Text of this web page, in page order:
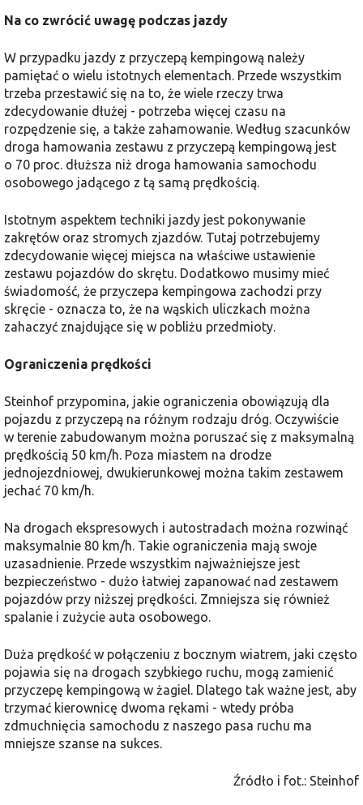
Na co zwrócić uwagę podczas jazdy
W przypadku jazdy z przyczepą kempingową należy
pamiętać o wielu istotnych elementach. Przede wszystkim
trzeba przestawić się na to, że wiele rzeczy trwa
zdecydowanie dłużej - potrzeba więcej czasu na
rozpędzenie się, a także zahamowanie. Według szacunków
droga hamowania zestawu z przyczepą kempingową jest
o 70 proc. dłuższa niż droga hamowania samochodu
osobowego jadącego z tą samą prędkością.
Istotnym aspektem techniki jazdy jest pokonywanie
zakrętów oraz stromych zjazdów. Tutaj potrzebujemy
zdecydowanie więcej miejsca na właściwe ustawienie
zestawu pojazdów do skrętu. Dodatkowo musimy mieć
świadomość, że przyczepa kempingowa zachodzi przy
skręcie - oznacza to, że na wąskich uliczkach można
zahaczyć znajdujące się w pobliżu przedmioty.
Ograniczenia prędkości
Steinhof przypomina, jakie ograniczenia obowiązują dla
pojazdu z przyczepą na różnym rodzaju dróg. Oczywiście
w terenie zabudowanym można poruszać się z maksymalną
prędkością 50 km/h. Poza miastem na drodze
jednojezdniowej, dwukierunkowej można takim zestawem
jechać 70 km/h.
Na drogach ekspresowych i autostradach można rozwinąć
maksymalnie 80 km/h. Takie ograniczenia mają swoje
uzasadnienie. Przede wszystkim najważniejsze jest
bezpieczeństwo - dużo łatwiej zapanować nad zestawem
pojazdów przy niższej prędkości. Zmniejsza się również
spalanie i zużycie auta osobowego.
Duża prędkość w połączeniu z bocznym wiatrem, jaki często
pojawia się na drogach szybkiego ruchu, mogą zamienić
przyczepę kempingową w żagiel. Dlatego tak ważne jest, aby
trzymać kierownicę dwoma rękami - wtedy próba
zdmuchnięcia samochodu z naszego pasa ruchu ma
mniejsze szanse na sukces.
Źródło i fot.: Steinhof